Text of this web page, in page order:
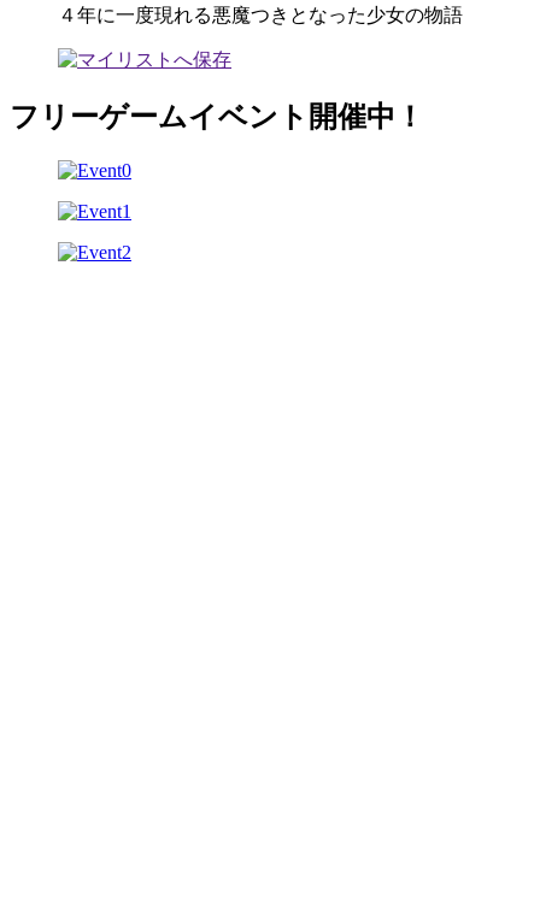
４年に一度現れる悪魔つきとなった少女の物語
フリーゲームイベント開催中！